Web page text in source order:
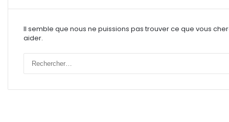
Il semble que nous ne puissions pas trouver ce que vous
aider.